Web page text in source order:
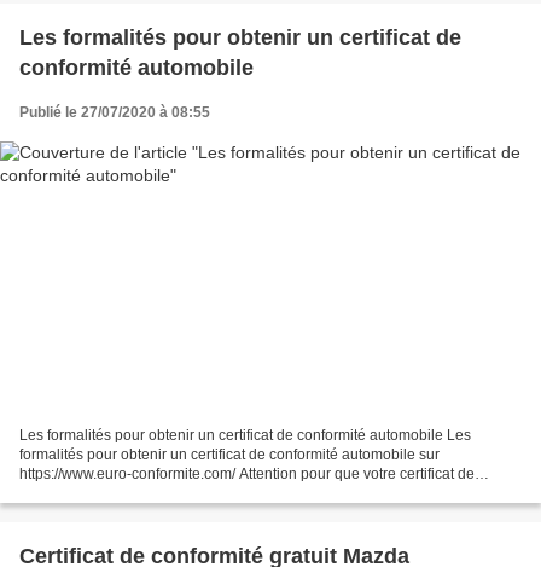
Les formalités pour obtenir un certificat de
conformité automobile
Publié le 27/07/2020 à 08:55
Les formalités pour obtenir un certificat de conformité automobile Les
formalités pour obtenir un certificat de conformité automobile sur
https://www.euro-conformite.com/ Attention pour que votre certificat de
Certificat de conformité gratuit Mazda